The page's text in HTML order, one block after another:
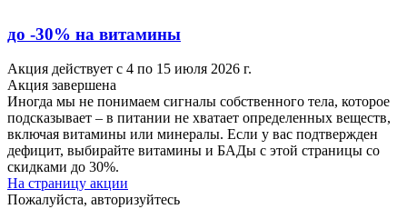
до -30% на витамины
Акция действует с 4 по 15 июля 2026 г.
Акция завершена
Иногда мы не понимаем сигналы собственного тела, которое
подсказывает – в питании не хватает определенных веществ,
включая витамины или минералы. Если у вас подтвержден
дефицит, выбирайте витамины и БАДы с этой страницы со
скидками до 30%.
На страницу акции
Пожалуйста, авторизуйтесь